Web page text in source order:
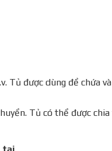
Tủ được dùng để chứa
Tủ có thể được